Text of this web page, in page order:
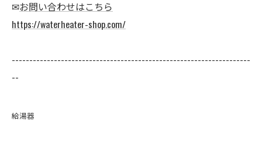
✉お問い合わせはこちら
https://waterheater-shop.com/
--------------------------------------------------------------------
--
給湯器